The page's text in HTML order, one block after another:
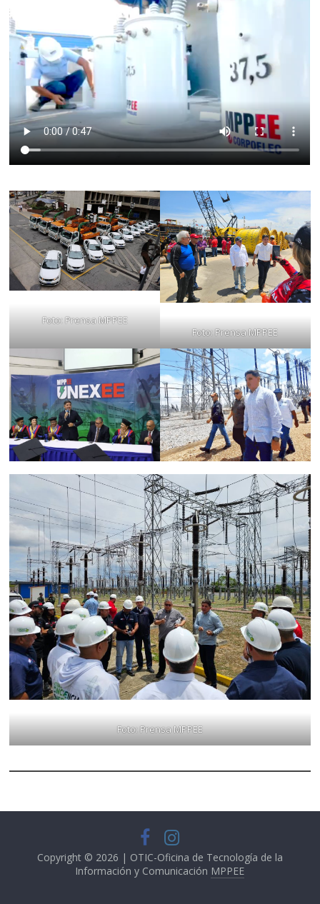
Foto: Prensa MPPEE
Foto: Prensa MPPEE
Foto: Prensa MPPEE
Copyright © 2026 | OTIC-Oficina de Tecnología de la
Información y Comunicación MPPEE